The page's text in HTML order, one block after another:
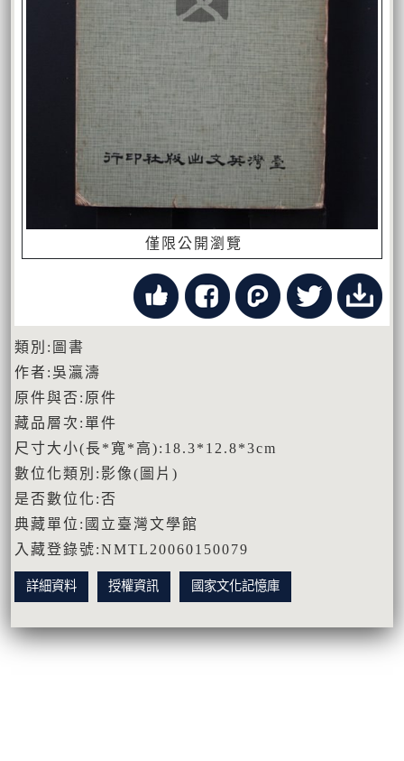
僅限公開瀏覽
類別:圖書
作者:吳瀛濤
原件與否:原件
藏品層次:單件
尺寸大小(長*寬*高):18.3*12.8*3cm
數位化類別:影像(圖片)
是否數位化:否
典藏單位:國立臺灣文學館
入藏登錄號:NMTL20060150079
詳細資料 授權資訊 國家文化記憶庫